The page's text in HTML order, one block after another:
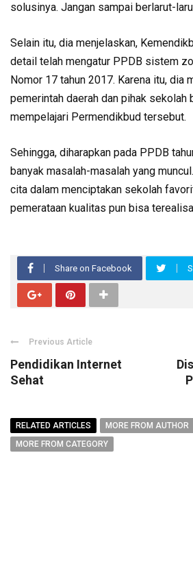
solusinya. Jangan sampai berlarut-
Selain itu, dia menjelaskan,
detail telah mengatur PPDB sistem
Nomor 17 tahun 2017. Karena itu, dia
pemerintah daerah dan pihak sekolah
mempelajari Permendikbud tersebut.
Sehingga, diharapkan pada PPDB
banyak masalah-masalah yang
cita dalam menciptakan sekolah
pemerataan kualitas pun bisa
Share on Facebook
Previous Article
Pendidikan Internet
Sehat
RELATED ARTICLES
MORE FROM AUTHOR
MORE FROM CATEGORY